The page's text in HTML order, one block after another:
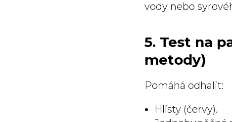
vody nebo
5. Test na
metody)
Pomáhá odhalit:
Hlísty (červy).